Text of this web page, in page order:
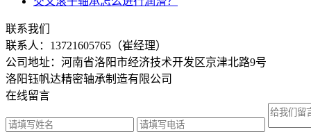
联系我们
联系人： 13721605765（崔经理）
公司地址：河南省洛阳市经济技术开发区京津北路9号
洛阳钰帆达精密轴承制造有限公司
在线留言